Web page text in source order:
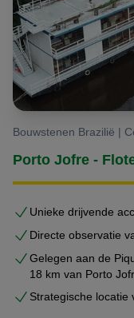
Bouwstenen Brazilië |
Porto Jofre -
Unieke drijvende
Directe observatie
Gelegen aan de
18 km van Porto
Strategische